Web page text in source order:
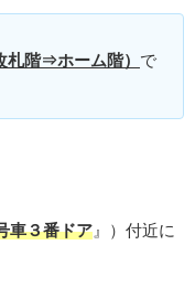
札階⇒ホーム階） で
車３番ドア 』）付近に